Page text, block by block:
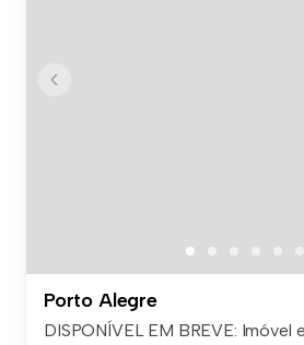
Porto Alegre
DISPONÍVEL EM BREVE: Imóvel